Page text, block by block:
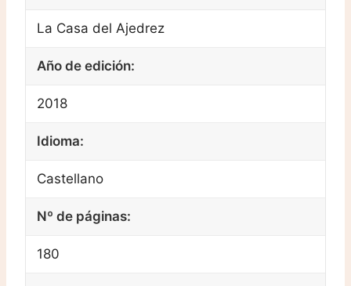
La Casa del Ajedrez
Año de edición:
2018
Idioma:
Castellano
Nº de páginas:
180